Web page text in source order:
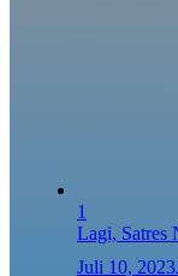
1
Lagi, Satres
Juli 10, 2023